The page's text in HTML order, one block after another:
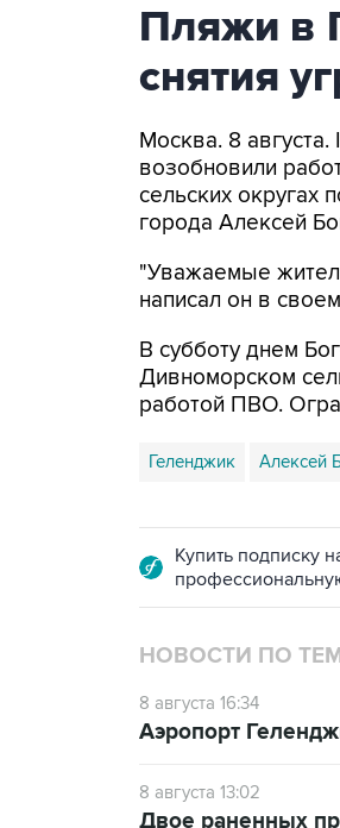
Пляжи в
снятия
Москва. 8 августа.
возобновили
сельских округах
города Алексей
"Уважаемые
написал он в
В субботу днем
Дивноморском
работой ПВО.
Геленджик Алексей
Купить подписку
НОВОСТИ ПО
8 августа 16:34
Аэропорт
8 августа 13:02
Двое раненных